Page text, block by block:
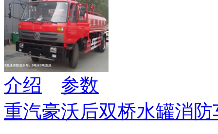
介绍
参数
重汽豪沃后双桥水罐消防